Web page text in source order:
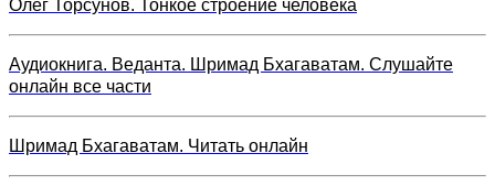
Олег Торсунов. Тонкое строение человека
Аудиокнига. Веданта. Шримад Бхагаватам. Слушайте
онлайн все части
Шримад Бхагаватам. Читать онлайн